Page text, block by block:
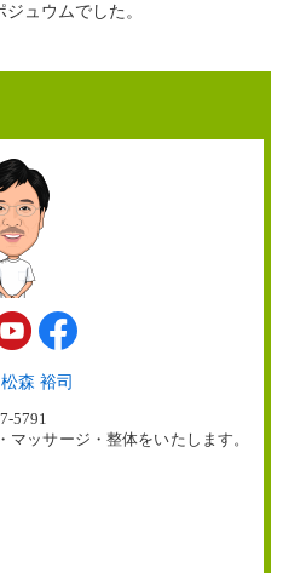
ュウムでした。
森 裕司
5791
ッサージ・整体をいたします。